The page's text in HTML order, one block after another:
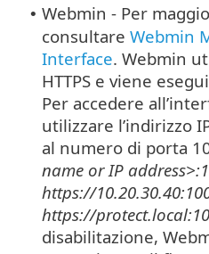
• Webmin - Per
consultare Webmin
Interface. Webmin
HTTPS e viene
Per accedere
utilizzare l’indirizzo
al numero di porta
name or IP
https://
https://
disabilitazione,